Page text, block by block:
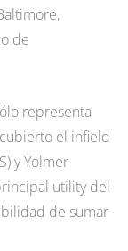
de
representa
el infield
y Yolmer
utility del
de sumar